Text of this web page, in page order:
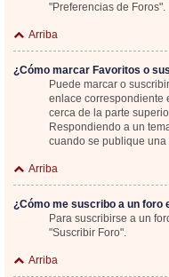
"Preferencias de Foros".
Arriba
¿Cómo marcar Favoritos o
Puede marcar o
enlace correspondiente
cerca de la parte
Respondiendo a un
cuando se publique
Arriba
¿Cómo me suscribo a un foro
Para suscribirse a un
"Suscribir Foro".
Arriba